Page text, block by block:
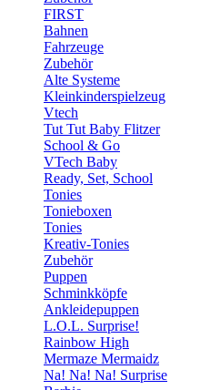
FIRST
Bahnen
Fahrzeuge
Zubehör
Alte Systeme
Kleinkinderspielzeug
Vtech
Tut Tut Baby Flitzer
School & Go
VTech Baby
Ready, Set, School
Tonies
Tonieboxen
Tonies
Kreativ-Tonies
Zubehör
Puppen
Schminkköpfe
Ankleidepuppen
L.O.L. Surprise!
Rainbow High
Mermaze Mermaidz
Na! Na! Na! Surprise